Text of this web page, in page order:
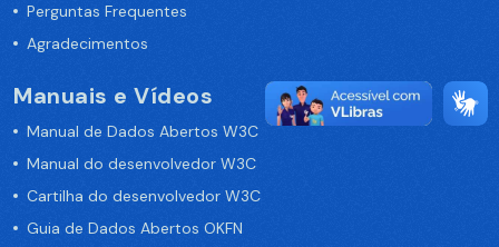
Perguntas Frequentes
Agradecimentos
Manuais e Vídeos
Manual de Dados Abertos W3C
Manual do desenvolvedor W3C
Cartilha do desenvolvedor W3C
Guia de Dados Abertos OKFN